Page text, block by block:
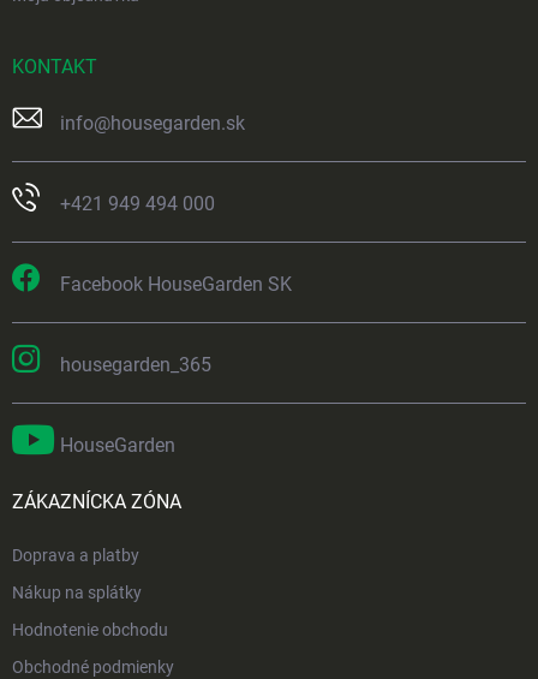
KONTAKT
info@housegarden.sk
+421 949 494 000
Facebook HouseGarden SK
housegarden_365
HouseGarden
ZÁKAZNÍCKA ZÓNA
Doprava a platby
Nákup na splátky
Hodnotenie obchodu
Obchodné podmienky